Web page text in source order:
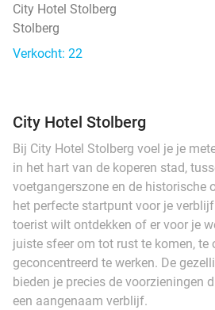
City Hotel Stolberg
Stolberg
Verkocht: 22
City Hotel Stolberg
Bij City Hotel Stolberg voel je je
in het hart van de koperen stad,
voetgangerszone en de historische
het perfecte startpunt voor je
toerist wilt ontdekken of er voor je
juiste sfeer om tot rust te komen, te
geconcentreerd te werken. De
bieden je precies de voorzieningen
een aangenaam verblijf.